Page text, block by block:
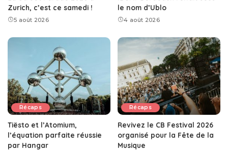
Zurich, c’est ce samedi !
5 août 2026
le nom d’Ublo
4 août 2026
Récaps
Tiësto et l’Atomium,
l’équation parfaite réussie
par Hangar
Récaps
Revivez le CB Festival 2026
organisé pour la Fête de la
Musique